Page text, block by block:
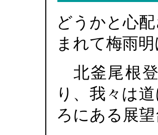
どうかと心
まれて梅雨
北釜尾根
り、我々は
ろにある展